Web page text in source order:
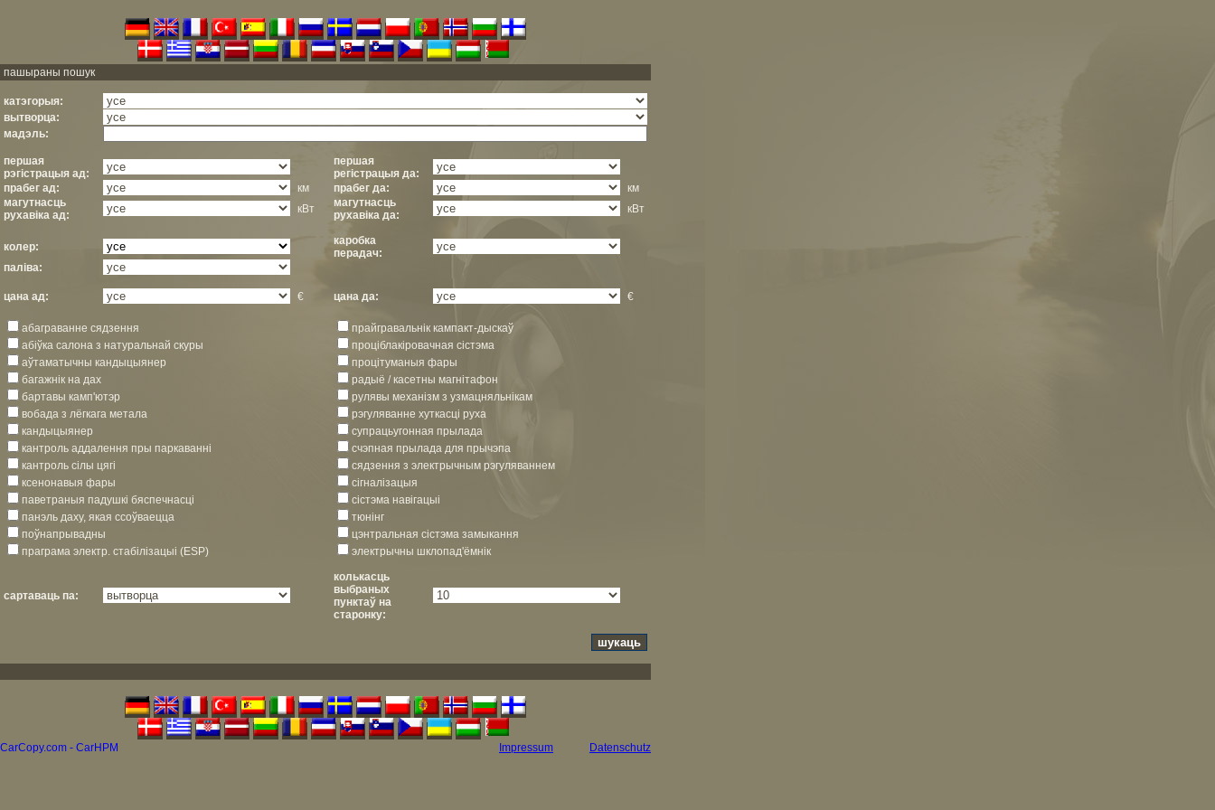
пашыраны пошук
катэгорыя:
вытворца:
мадэль:
першая
рэгістрацыя ад:
першая
регістрацыя да:
прабег ад:
км прабег да:
км
магутнасць
рухавіка ад:
кВт
магутнасць
рухавіка да:
кВт
колер:
каробка
перадач:
паліва:
цана ад: € цана да: €
абаграванне сядзення
абіўка салона з натуральнай скуры
аўтаматычны кандыцыянер
багажнік на дах
бартавы камп'ютэр
вобада з лёгкага метала
кандыцыянер
кантроль аддалення пры паркаванні
кантроль сілы цягі
ксенонавыя фары
паветраныя падушкi бяспечнасцi
панэль даху, якая ссоўваецца
поўнапрывадны
праграма электр. стабілізацыі (ESP)
прайгравальнік кампакт-дыскаў
проціблакіровачная сістэма
процітуманыя фары
радыё / касетны магнітафон
рулявы механізм з узмацняльнікам
рэгуляванне хуткасці руха
супрацьугонная прылада
счэпная прылада для прычэпа
сядзення з электрычным рэгуляваннем
сігналізацыя
сістэма навігацыі
тюнінг
цэнтральная сістэма замыкання
электрычны шклопад'ёмнік
сартаваць па:
колькасць
выбраных
пунктаў на
старонку:
CarCopy.com - CarHPM Datenschutz
Impressum